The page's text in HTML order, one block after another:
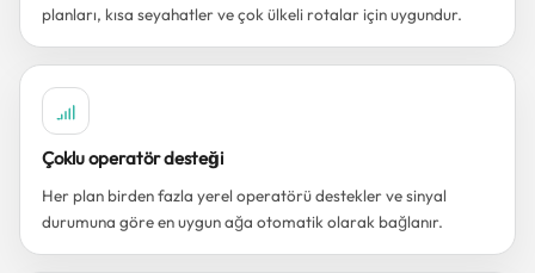
planları, kısa seyahatler ve çok ülkeli rotalar için uygundur.
Çoklu operatör desteği
Her plan birden fazla yerel operatörü destekler ve sinyal
durumuna göre en uygun ağa otomatik olarak bağlanır.